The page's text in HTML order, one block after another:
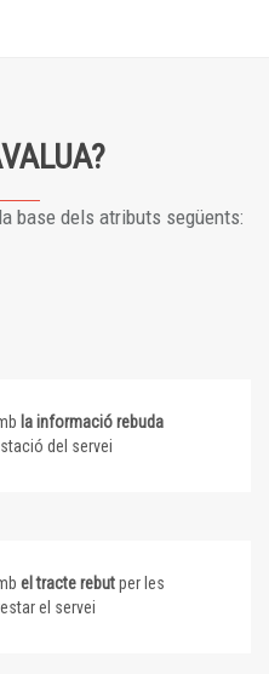
base dels atributs següents:
la informació rebuda
del servei
el tracte rebutper les
el servei